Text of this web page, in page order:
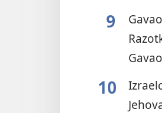
9
10